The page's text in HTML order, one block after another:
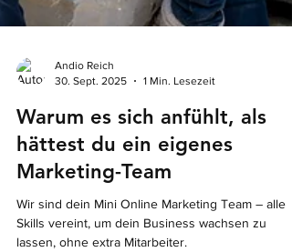
30. Sept. 2025
1 Min. Lesezeit
Warum es sich anfühlt, als
hättest du ein eigenes
Marketing-Team
Wir sind dein Mini Online Marketing Team – alle